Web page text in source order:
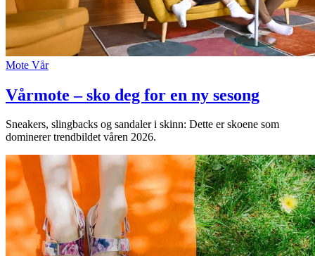
Gavekort
Finn frem
Mote Vår
Vårmote – sko deg for en ny sesong
Sneakers, slingbacks og sandaler i skinn: Dette er skoene som
dominerer trendbildet våren 2026.